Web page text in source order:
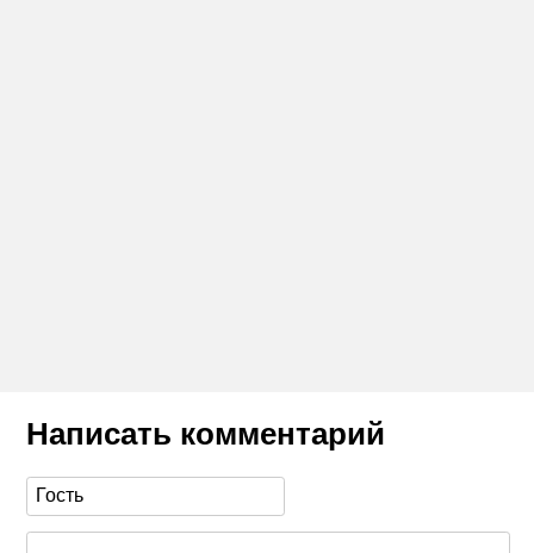
Написать комментарий